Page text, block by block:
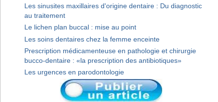
Les sinusites maxillaires d'origine dentaire : Du diagnostic
au traitement
Le lichen plan buccal : mise au point
Les soins dentaires chez la femme enceinte
Prescription médicamenteuse en pathologie et chirurgie
bucco-dentaire : «la prescription des antibiotiques»
Les urgences en parodontologie